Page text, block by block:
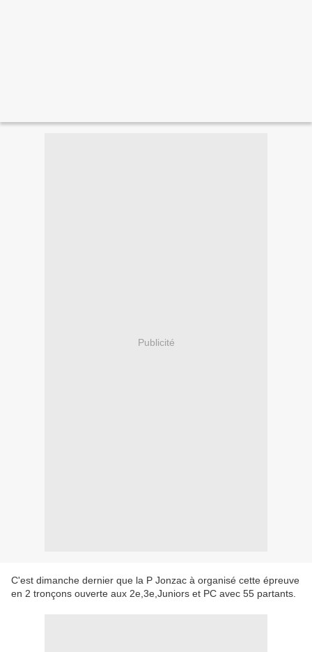
Publicité
C'est dimanche dernier que la P Jonzac à organisé cette épreuve
en 2 tronçons ouverte aux 2e,3e,Juniors et PC avec 55 partants.